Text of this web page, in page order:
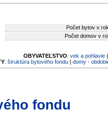
Počet bytov v
Počet domov v
OBYVATEĽSTVO: vek a pohlavie
: štruktúra bytového fondu| domy -
fondu